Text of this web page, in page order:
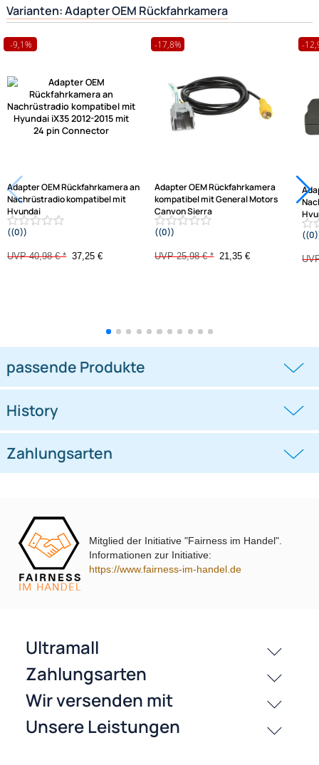
passende Produkte
Ähnliche Produkte anzeigen
Frage zum Artikel stellen
Jetzt auf Rechnung kaufen
-9,1%
Adapter OEM Rückfahrkamera an
Nachrüstradio kompatibel mit
Hyundai
((0))
-17,8%
Adapter OEM Rückfahrkamera
Canyon Sierra
passende Produkte
Zahlungsarten
Mitglied der Initiative "Fairness im Handel".
Informationen zur Initiative:
https://www.fairness-im-handel.de
Unsere Leistungen